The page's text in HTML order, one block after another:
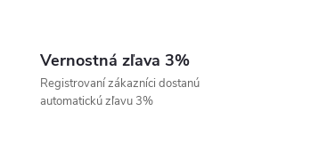
Vernostná zľava 3%
Registrovaní zákazníci dostanú
automatickú zľavu 3%